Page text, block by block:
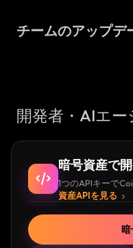
チームのアップデ
開発者・AIエ
暗号資産で
1つのAPIキーで
資産APIを見る
暗